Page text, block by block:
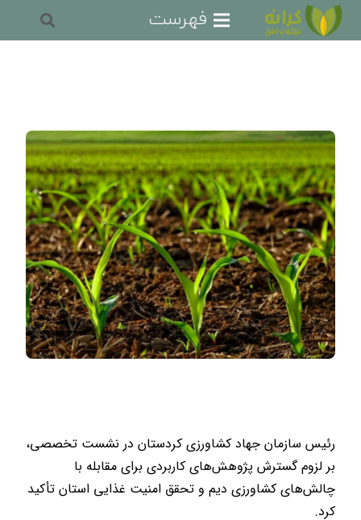
فهرست
رئیس سازمان جهاد کشاورزی کردستان در نشست تخصصی،
بر لزوم گسترش پژوهش‌های کاربردی برای مقابله با
چالش‌های کشاورزی دیم و تحقق امنیت غذایی استان تأکید
کرد.